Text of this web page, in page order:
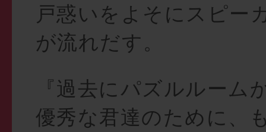
戸惑いをよそにスピー
が流れだす。
『過去にパズルルーム
優秀な君達のために、